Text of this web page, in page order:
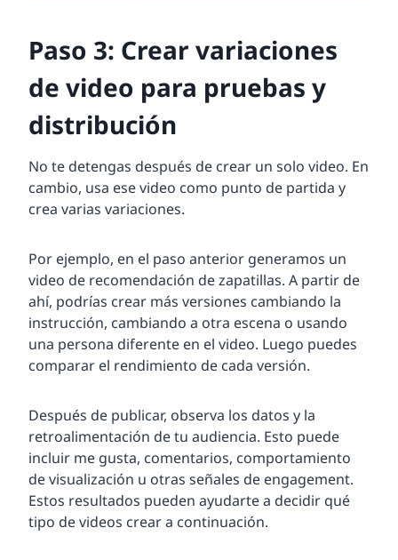
Paso 3: Crear variaciones
de video para pruebas y
distribución
No te detengas después de crear un solo video. En
cambio, usa ese video como punto de partida y
crea varias variaciones.
Por ejemplo, en el paso anterior generamos un
video de recomendación de zapatillas. A partir de
ahí, podrías crear más versiones cambiando la
instrucción, cambiando a otra escena o usando
una persona diferente en el video. Luego puedes
comparar el rendimiento de cada versión.
Después de publicar, observa los datos y la
retroalimentación de tu audiencia. Esto puede
incluir me gusta, comentarios, comportamiento
de visualización u otras señales de engagement.
Estos resultados pueden ayudarte a decidir qué
tipo de videos crear a continuación.